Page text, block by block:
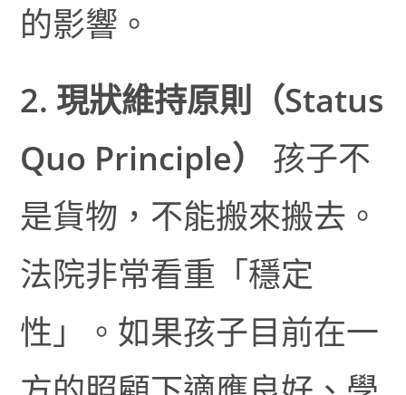
的影響。
2. 現狀維持原則（Status
Quo Principle）
孩子不
是貨物，不能搬來搬去。
法院非常看重「穩定
性」。如果孩子目前在一